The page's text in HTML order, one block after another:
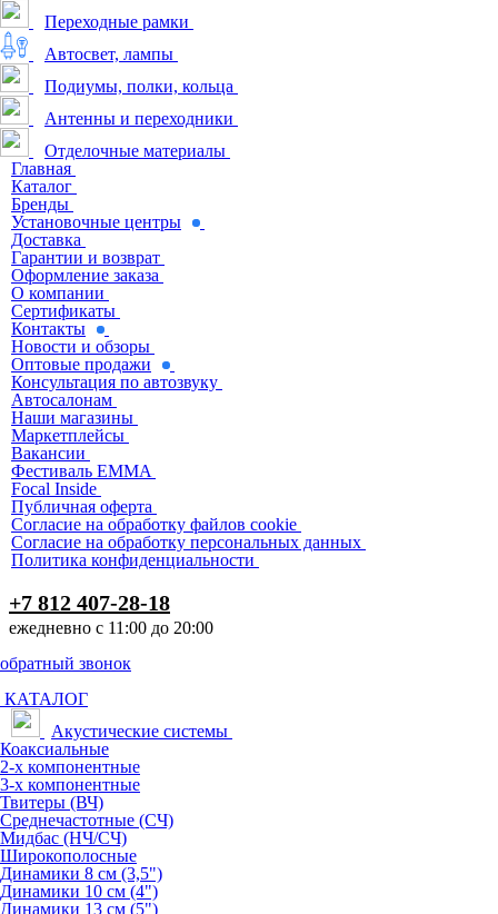
Переходные рамки
Автосвет, лампы
Подиумы, полки, кольца
Антенны и переходники
Отделочные материалы
Главная
Каталог
Бренды
Установочные центры
Доставка
Гарантии и возврат
Оформление заказа
О компании
Сертификаты
Контакты
Новости и обзоры
Оптовые продажи
Консультация по автозвуку
Автосалонам
Наши магазины
Маркетплейсы
Вакансии
Фестиваль EMMA
Focal Inside
Публичная оферта
Согласие на обработку файлов cookie
Согласие на обработку персональных данных
Политика конфиденциальности
+7 812 407-28-18
ежедневно с 11:00 до 20:00
обратный звонок
КАТАЛОГ
Акустические системы
Коаксиальные
2-х компонентные
3-х компонентные
Твитеры (ВЧ)
Среднечастотные (СЧ)
Мидбас (НЧ/СЧ)
Широкополосные
Динамики 8 см (3,5")
Динамики 10 см (4")
Динамики 13 см (5")